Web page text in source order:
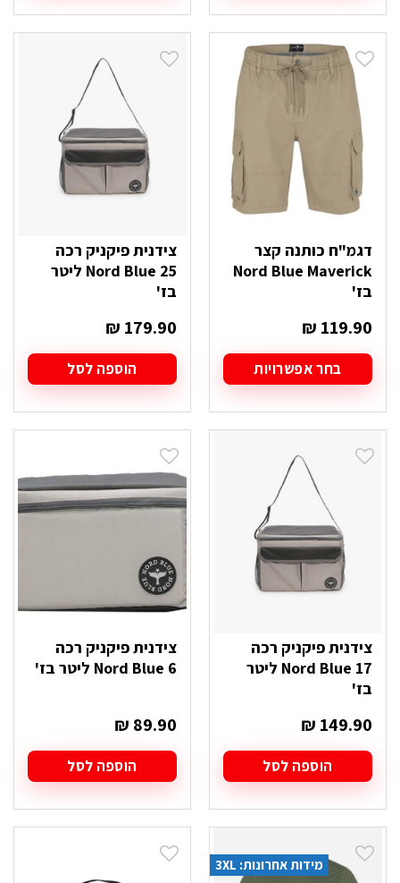
זה
יש
מספר
סוגים.
ניתן
לבחור
את
האפשרויות
בעמוד
המוצר
זה
יש
סוגים.
האפשרויות
בעמוד
המוצר
דגמ"ח כותנה קצר
Nord Blue Maverick
בז'
₪ 119.90
בחר אפשרויות
זה
יש
סוגים.
האפשרויות
בעמוד
המוצר
צידנית פיקניק רכה
Nord Blue 25 ליטר
בז'
₪ 179.90
הוספה לסל
צידנית פיקניק רכה
Nord Blue 17 ליטר
בז'
₪ 149.90
הוספה לסל
צידנית פיקניק רכה
Nord Blue 6 ליטר בז'
₪ 89.90
הוספה לסל
מידות אחרונות: 3XL